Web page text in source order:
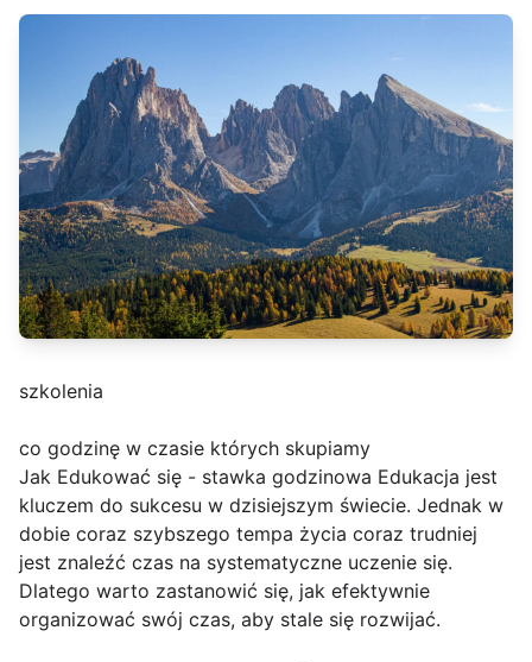
szkolenia
co godzinę w czasie których skupiamy
Jak Edukować się - stawka godzinowa Edukacja jest
kluczem do sukcesu w dzisiejszym świecie. Jednak w
dobie coraz szybszego tempa życia coraz trudniej
jest znaleźć czas na systematyczne uczenie się.
Dlatego warto zastanowić się, jak efektywnie
organizować swój czas, aby stale się rozwijać.